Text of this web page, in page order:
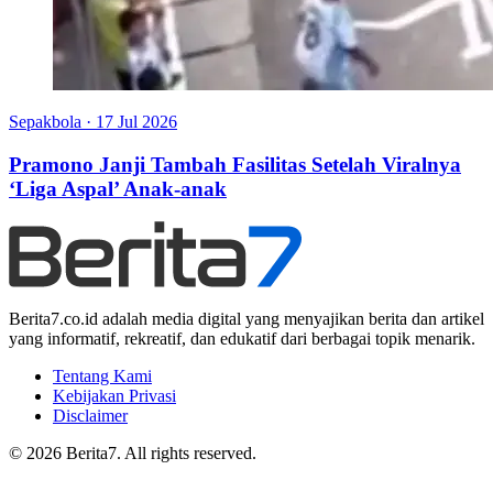
Sepakbola · 17 Jul 2026
Pramono Janji Tambah Fasilitas Setelah Viralnya
‘Liga Aspal’ Anak-anak
Berita7.co.id adalah media digital yang menyajikan berita dan artikel
yang informatif, rekreatif, dan edukatif dari berbagai topik menarik.
Tentang Kami
Kebijakan Privasi
Disclaimer
© 2026 Berita7. All rights reserved.